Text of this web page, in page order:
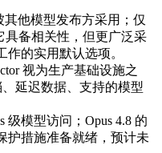
其他模型发布方采用；仅
备相关性，但更广泛采
的实用默认选项。
视为生产基础设施之
延迟数据、支持的模型
级模型访问；Opus 4.8 的
护措施准备就绪，预计未